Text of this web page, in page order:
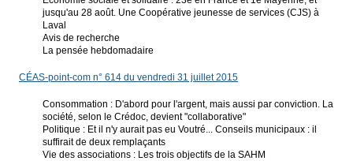
jusqu'au 28 août. Une Coopérative jeunesse de services (CJS) à
Laval
Avis de recherche
La pensée hebdomadaire
CÉAS-point-com n° 614 du vendredi 31 juillet 2015
Consommation : D'abord pour l'argent, mais aussi par conviction. La
société, selon le Crédoc, devient "collaborative"
Politique : Et il n'y aurait pas eu Voutré... Conseils municipaux : il
suffirait de deux remplaçants
Vie des associations : Les trois objectifs de la SAHM